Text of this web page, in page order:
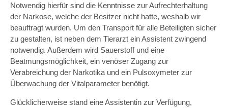
Notwendig hierfür sind die Kenntnisse zur Aufrechterhaltung
der Narkose, welche der Besitzer nicht hatte, weshalb wir
beauftragt wurden. Um den Transport für alle Beteiligten sicher
zu gestalten, ist neben dem Tierarzt ein Assistent zwingend
notwendig. Außerdem wird Sauerstoff und eine
Beatmungsmöglichkeit, ein venöser Zugang zur
Verabreichung der Narkotika und ein Pulsoxymeter zur
Überwachung der Vitalparameter benötigt.
Glücklicherweise stand eine Assistentin zur Verfügung,